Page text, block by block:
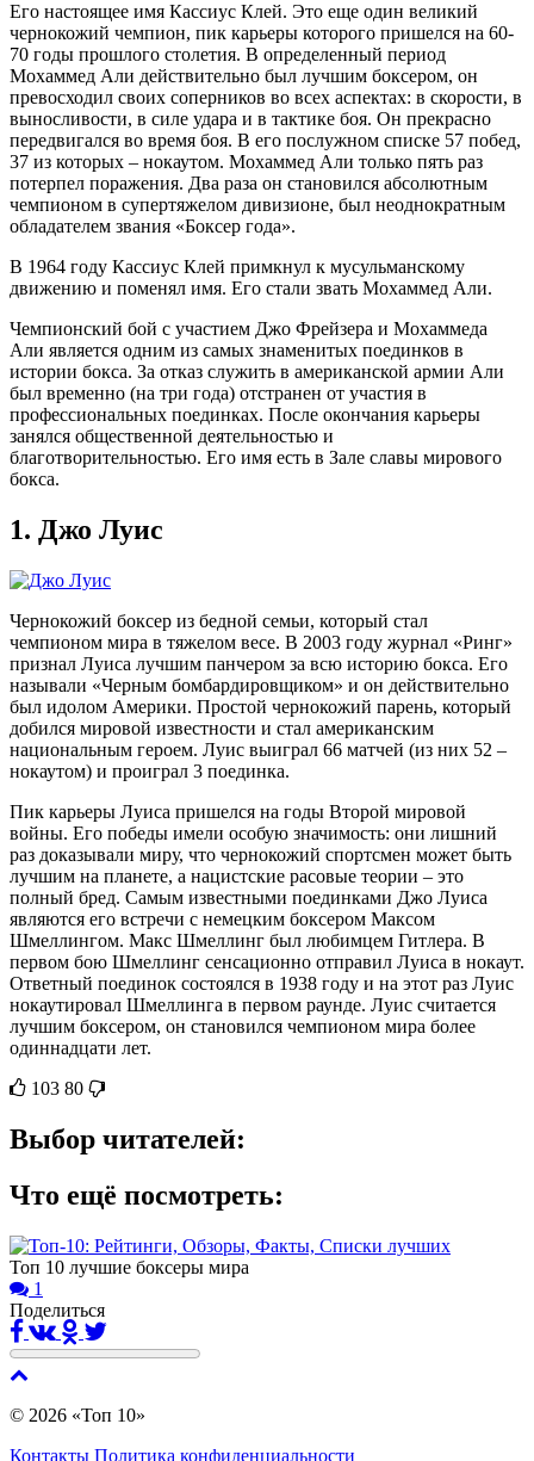
Его настоящее имя Кассиус Клей. Это еще один великий
чернокожий чемпион, пик карьеры которого пришелся на 60-
70 годы прошлого столетия. В определенный период
Мохаммед Али действительно был лучшим боксером, он
превосходил своих соперников во всех аспектах: в скорости, в
выносливости, в силе удара и в тактике боя. Он прекрасно
передвигался во время боя. В его послужном списке 57 побед,
37 из которых – нокаутом. Мохаммед Али только пять раз
потерпел поражения. Два раза он становился абсолютным
чемпионом в супертяжелом дивизионе, был неоднократным
обладателем звания «Боксер года».
В 1964 году Кассиус Клей примкнул к мусульманскому
движению и поменял имя. Его стали звать Мохаммед Али.
Чемпионский бой с участием Джо Фрейзера и Мохаммеда
Али является одним из самых знаменитых поединков в
истории бокса. За отказ служить в американской армии Али
был временно (на три года) отстранен от участия в
профессиональных поединках. После окончания карьеры
занялся общественной деятельностью и
благотворительностью. Его имя есть в Зале славы мирового
бокса.
1. Джо Луис
Чернокожий боксер из бедной семьи, который стал
чемпионом мира в тяжелом весе. В 2003 году журнал «Ринг»
признал Луиса лучшим панчером за всю историю бокса. Его
называли «Черным бомбардировщиком» и он действительно
был идолом Америки. Простой чернокожий парень, который
добился мировой известности и стал американским
национальным героем. Луис выиграл 66 матчей (из них 52 –
нокаутом) и проиграл 3 поединка.
Пик карьеры Луиса пришелся на годы Второй мировой
войны. Его победы имели особую значимость: они лишний
раз доказывали миру, что чернокожий спортсмен может быть
лучшим на планете, а нацистские расовые теории – это
полный бред. Самым известными поединками Джо Луиса
являются его встречи с немецким боксером Максом
Шмеллингом. Макс Шмеллинг был любимцем Гитлера. В
первом бою Шмеллинг сенсационно отправил Луиса в нокаут.
Ответный поединок состоялся в 1938 году и на этот раз Луис
нокаутировал Шмеллинга в первом раунде. Луис считается
лучшим боксером, он становился чемпионом мира более
одиннадцати лет.
103 80
Выбор читателей:
Что ещё посмотреть:
Топ 10 лучшие боксеры мира
1
Поделиться
© 2026 «Топ 10»
Контакты Политика конфиденциальности